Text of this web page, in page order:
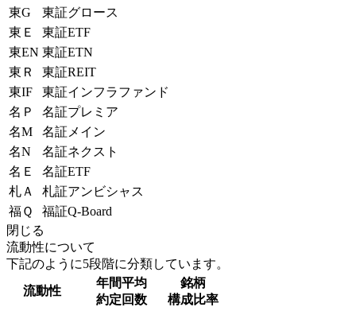
東G
東証グロース
東Ｅ
東証ETF
東EN 東証ETN
東Ｒ
東証REIT
東IF
東証インフラファンド
名Ｐ
名証プレミア
名M
名証メイン
名N
名証ネクスト
名Ｅ
名証ETF
札Ａ
札証アンビシャス
福Ｑ
福証Q-Board
閉じる
流動性について
下記のように5段階に分類しています。
流動性
年間平均
約定回数
銘柄
構成比率